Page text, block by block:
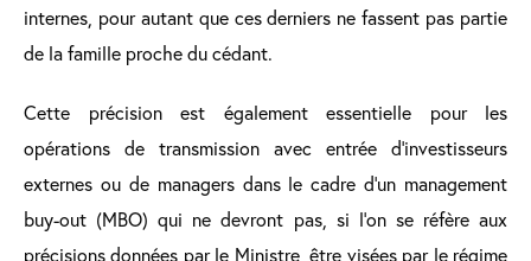
internes, pour autant que ces derniers ne fassent pas partie
de la famille proche du cédant.
Cette précision est également essentielle pour les
opérations de transmission avec entrée d'investisseurs
externes ou de managers dans le cadre d'un management
buy-out (MBO) qui ne devront pas, si l’on se réfère aux
précisions données par le Ministre, être visées par le régime